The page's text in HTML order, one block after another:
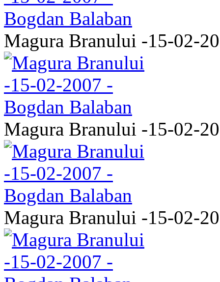
Magura Branului -15-02-
Magura Branului -15-02-
Magura Branului -15-02-